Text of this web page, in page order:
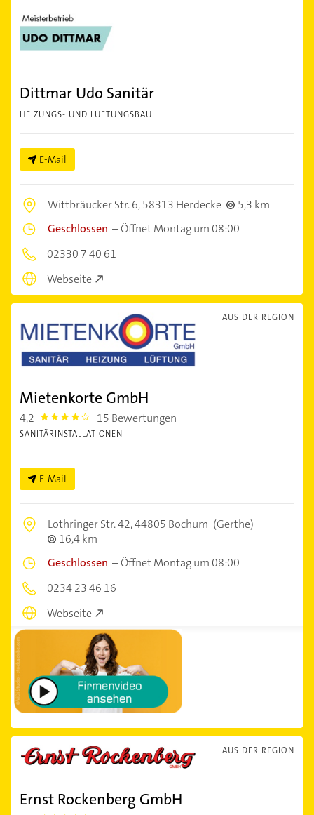
Dittmar Udo Sanitär
HEIZUNGS- UND LÜFTUNGSBAU
E-Mail
Wittbräucker Str. 6,58313 Herdecke
5,3 km
Geschlossen –Öffnet Montag um 08:00
02330 7 40 61
Webseite
AUS DER REGION
Mietenkorte GmbH
4,2 4.2000003 15 Bewertungen
SANITÄRINSTALLATIONEN
E-Mail
Lothringer Str. 42,44805 Bochum (Gerthe)
16,4 km
Geschlossen –Öffnet Montag um 08:00
0234 23 46 16
Webseite
AUS DER REGION
Ernst Rockenberg GmbH